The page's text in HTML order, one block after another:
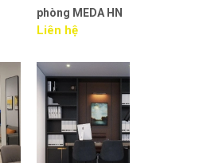
phòng MEDA HN